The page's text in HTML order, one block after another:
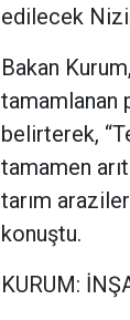
edilecek
Bakan
tamamlanan
belirterek,
tamamen
tarım
konuştu.
KURUM: